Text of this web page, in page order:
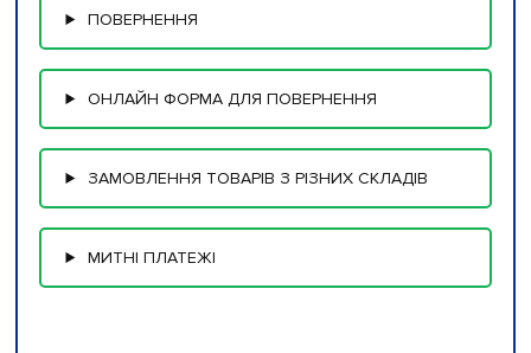
ПОВЕРНЕННЯ
ОНЛАЙН ФОРМА ДЛЯ ПОВЕРНЕННЯ
ЗАМОВЛЕННЯ ТОВАРІВ З РІЗНИХ СКЛАДІВ
МИТНІ ПЛАТЕЖІ